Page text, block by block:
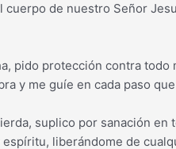
cuerpo de nuestro Señor
pido protección contra todo
y me guíe en cada paso
suplico por sanación en
liberándome de